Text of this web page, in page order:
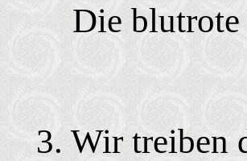
Die blutrote
3. Wir treiben